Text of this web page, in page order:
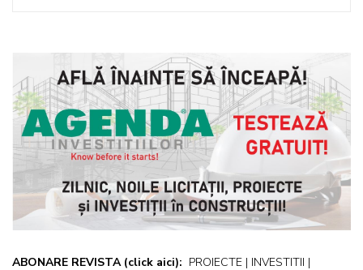
ABONARE REVISTA (click aici): PROIECTE | INVESTITII |